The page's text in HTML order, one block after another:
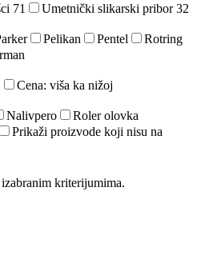
71 Umetnički slikarski pribor32
Pelikan Pentel
Rotring
Cena: viša ka nižoj
Nalivpero
Roler olovka
Prikaži proizvode koji nisu na
kriterijumima.